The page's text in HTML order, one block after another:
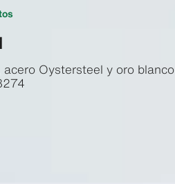
acero Oystersteel y oro blanco